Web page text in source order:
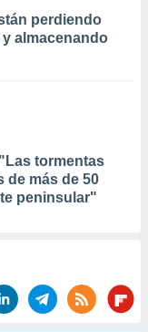
perdiendo
almacenando
tormentas
de más de 50
peninsular"